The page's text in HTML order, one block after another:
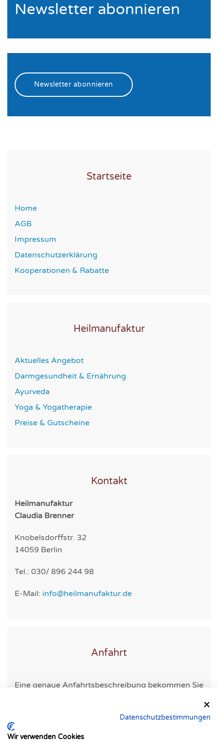
Newsletter abonnieren
Newsletter abonnieren
Startseite
Home
AGB
Impressum
Datenschutzerklärung
Kooperationen & Rabatte
Heilmanufaktur
Aktuelles Angebot
Darmgesundheit & Ernährung
Ayurveda
Yoga & Yogatherapie
Preise & Gutscheine
Kontakt
Heilmanufaktur
Claudia Brenner
Knobelsdorffstr. 32
14059 Berlin
Tel.: 030/ 896 244 98
E-Mail: info@heilmanufaktur.de
Anfahrt
Eine genaue Anfahrtsbeschreibung bekommen Sie
Datenschutzbestimmungen
Wir verwenden Cookies